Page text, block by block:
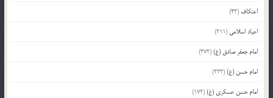
اعتکاف (43)
اعیاد اسلامی (211)
امام جعفر صادق (ع)(372)
امام حسن (ع)(233)
امام حسن عسکری (ع)(172)